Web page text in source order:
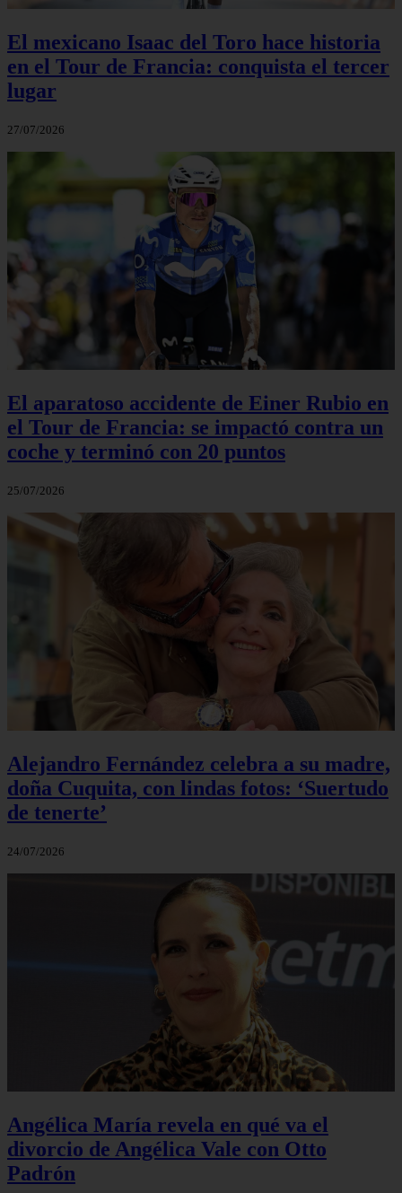
El mexicano Isaac del Toro hace historia
en el Tour de Francia: conquista el tercer
lugar
27/07/2026
El aparatoso accidente de Einer Rubio en
el Tour de Francia: se impactó contra un
coche y terminó con 20 puntos
25/07/2026
Alejandro Fernández celebra a su madre,
doña Cuquita, con lindas fotos: ‘Suertudo
de tenerte’
24/07/2026
Angélica María revela en qué va el
divorcio de Angélica Vale con Otto
Padrón